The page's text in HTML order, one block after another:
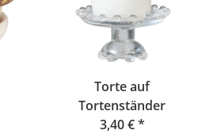
Torte auf
Tortenständer
3,40 €*